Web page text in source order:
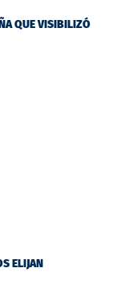
QUE VISIBILIZÓ
ELIJAN